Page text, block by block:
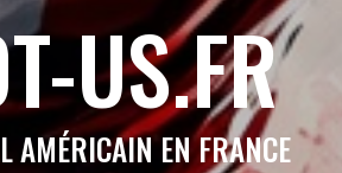
US.FR
AMÉRICAIN EN FRANCE